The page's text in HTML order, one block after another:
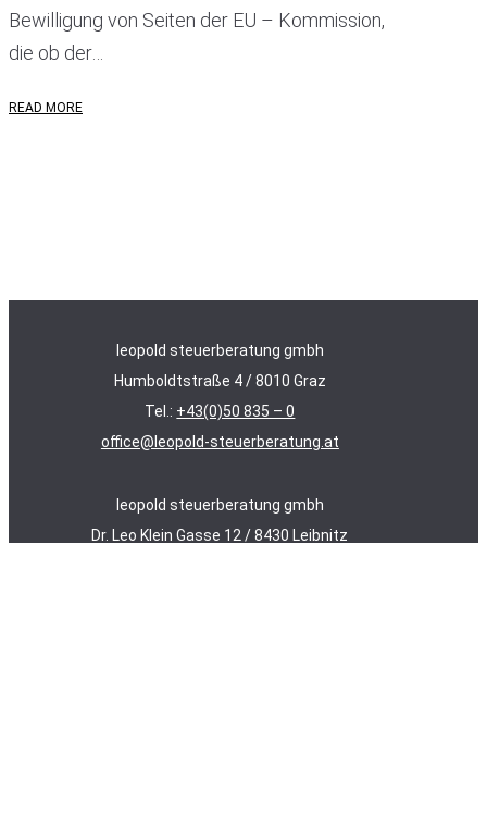
Bewilligung von Seiten der EU – Kommission,
die ob der…
READ MORE
leopold steuerberatung gmbh
Humboldtstraße 4 / 8010 Graz
Tel.: +43(0)50 835 – 0
office@leopold-steuerberatung.at
leopold steuerberatung gmbh
Dr. Leo Klein Gasse 12 / 8430 Leibnitz